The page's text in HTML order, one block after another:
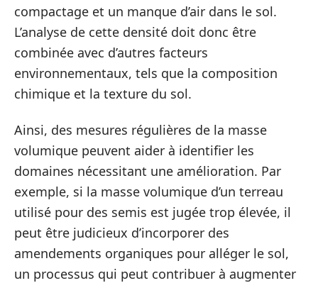
compactage et un manque d’air dans le sol.
L’analyse de cette densité doit donc être
combinée avec d’autres facteurs
environnementaux, tels que la composition
chimique et la texture du sol.
Ainsi, des mesures régulières de la masse
volumique peuvent aider à identifier les
domaines nécessitant une amélioration. Par
exemple, si la masse volumique d’un terreau
utilisé pour des semis est jugée trop élevée, il
peut être judicieux d’incorporer des
amendements organiques pour alléger le sol,
un processus qui peut contribuer à augmenter